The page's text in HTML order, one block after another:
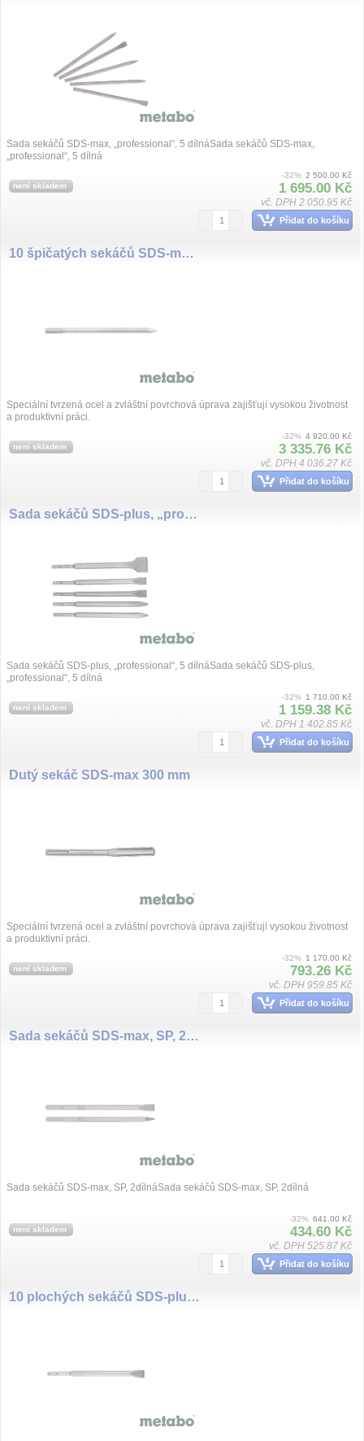
Sada sekáčů SDS-max, „professional“, 5 dílnáSada sekáčů SDS-max,
„professional“, 5 dílná
není skladem
-32% 2 500.00 Kč
1 695.00 Kč
vč. DPH 2 050.95 Kč
Přidat do košíku
10 špičatých sekáčů SDS-max „professional“ 400 mm
Speciální tvrzená ocel a zvláštní povrchová úprava zajišťují vysokou životnost
a produktivní práci.
není skladem
-32% 4 920.00 Kč
3 335.76 Kč
vč. DPH 4 036.27 Kč
Přidat do košíku
Sada sekáčů SDS-plus, „professional“, 5 dílná
Sada sekáčů SDS-plus, „professional“, 5 dílnáSada sekáčů SDS-plus,
„professional“, 5 dílná
není skladem
-32% 1 710.00 Kč
1 159.38 Kč
vč. DPH 1 402.85 Kč
Přidat do košíku
Dutý sekáč SDS-max 300 mm
Speciální tvrzená ocel a zvláštní povrchová úprava zajišťují vysokou životnost
a produktivní práci.
není skladem
-32% 1 170.00 Kč
793.26 Kč
vč. DPH 959.85 Kč
Přidat do košíku
Sada sekáčů SDS-max, SP, 2dílná
Sada sekáčů SDS-max, SP, 2dílnáSada sekáčů SDS-max, SP, 2dílná
není skladem
-32% 641.00 Kč
434.60 Kč
vč. DPH 525.87 Kč
Přidat do košíku
10 plochých sekáčů SDS-plus „professional“ 250 x 20 mm